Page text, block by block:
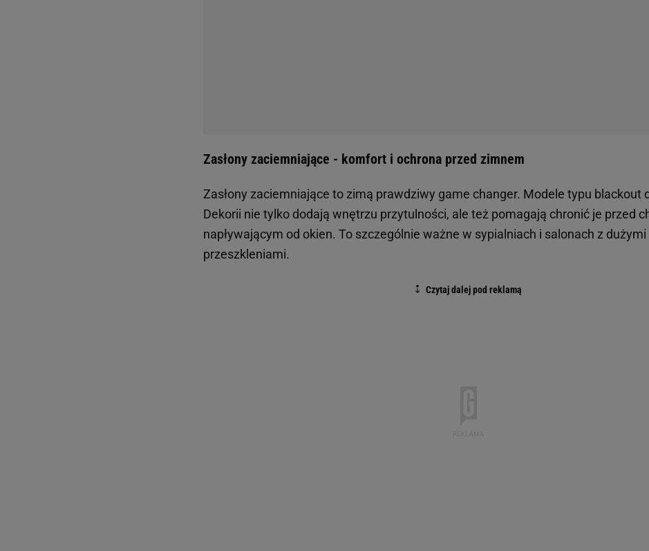
Zasłony zaciemniające - komfort i ochrona przed zimnem
Zasłony zaciemniające to zimą prawdziwy game changer. Modele typu blackout
Dekorii nie tylko dodają wnętrzu przytulności, ale też pomagają chronić je przed
napływającym od okien. To szczególnie ważne w sypialniach i salonach z dużymi
przeszkleniami.